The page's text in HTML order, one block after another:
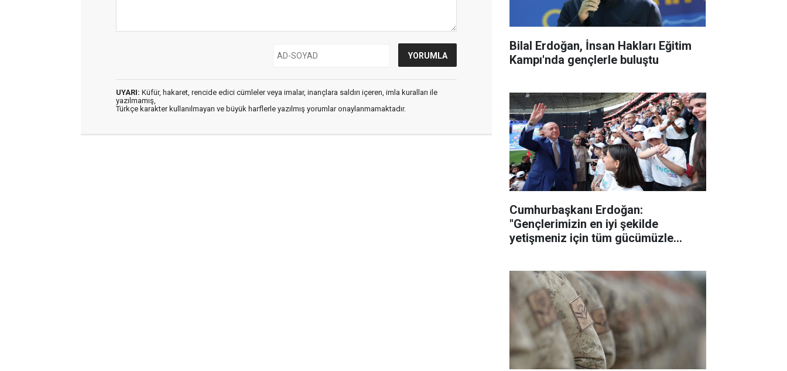
UYARI: Küfür, hakaret, rencide edici cümleler veya imalar, inançlara saldırı içeren, imla kuralları ile
yazılmamış,
Türkçe karakter kullanılmayan ve büyük harflerle yazılmış yorumlar onaylanmamaktadır.
Bilal Erdoğan, İnsan Hakları Eğitim
Kampı'nda gençlerle buluştu
Cumhurbaşkanı Erdoğan:
"Gençlerimizin en iyi şekilde
yetişmeniz için tüm gücümüzle